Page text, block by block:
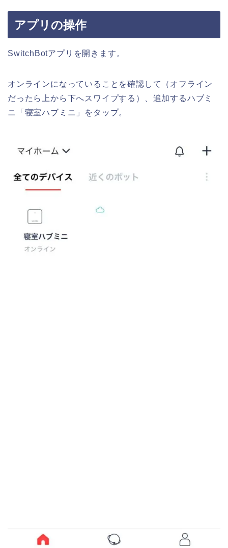
アプリの操作
SwitchBotアプリを開きます。
オンラインになっていることを確認して（オフライン
だったら上から下へスワイプする）、追加するハブミ
ニ「寝室ハブミニ」をタップ。